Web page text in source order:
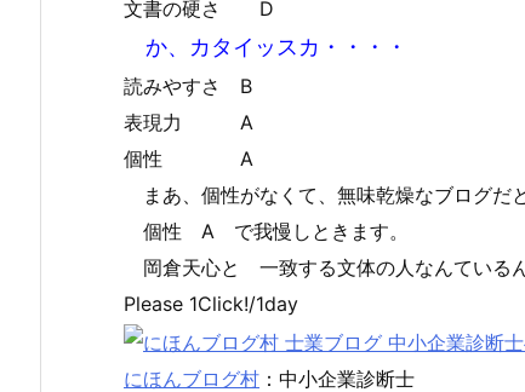
文書の硬さ D
か、カタイッスカ・・・・
読みやすさ B
表現力 A
個性 A
まあ、個性がなくて、無味乾燥なブログだ
個性 A で我慢しときます。
岡倉天心と 一致する文体の人なんている
Please 1Click!/1day
にほんブログ村 ：中小企業診断士